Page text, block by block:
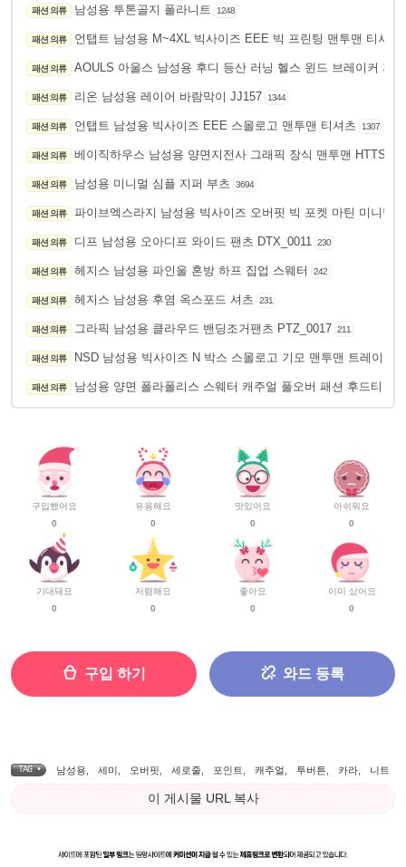
패션 의류 남성용 투톤골지 폴라니트 1248
패션 의류 언탭트 남성용 M~4XL 빅사이즈 EEE 빅 프린팅 맨투맨 티셔츠
패션 의류 AOULS 아울스 남성용 후디 등산 러닝 헬스 윈드 브레이커 자
패션 의류 리온 남성용 레이어 바람막이 JJ157 1344
패션 의류 언탭트 남성용 빅사이즈 EEE 스몰로고 맨투맨 티셔츠 1307
패션 의류 베이직하우스 남성용 양면지전사 그래픽 장식 맨투맨
패션 의류 남성용 미니멀 심플 지퍼 부츠 3694
패션 의류 파이브엑스라지 남성용 빅사이즈 오버핏 빅 포켓 마틴 미니멀
패션 의류 디프 남성용 오아디프 와이드 팬츠 DTX_0011 230
패션 의류 헤지스 남성용 파인울 혼방 하프 집업 스웨터 242
패션 의류 헤지스 남성용 후염 옥스포드 셔츠 231
패션 의류 그라픽 남성용 클라우드 밴딩조거팬츠 PTZ_0017 211
패션 의류 NSD 남성용 빅사이즈 N 박스 스몰로고 기모 맨투맨 트레이닝
패션 의류 남성용 양면 폴라폴리스 스웨터 캐주얼 풀오버 패션 후드티
구입했어요
0
기대돼요
0
유용해요
0
저렴해요
0
맛있어요
0
좋아요
0
아쉬워요
0
이미 샀어요
0
구입 하기 와드 등록
TAG • 남성용 세미 오버핏 세로줄 포인트 캐주얼 투버튼 카라 니트
이 게시물 URL 복사